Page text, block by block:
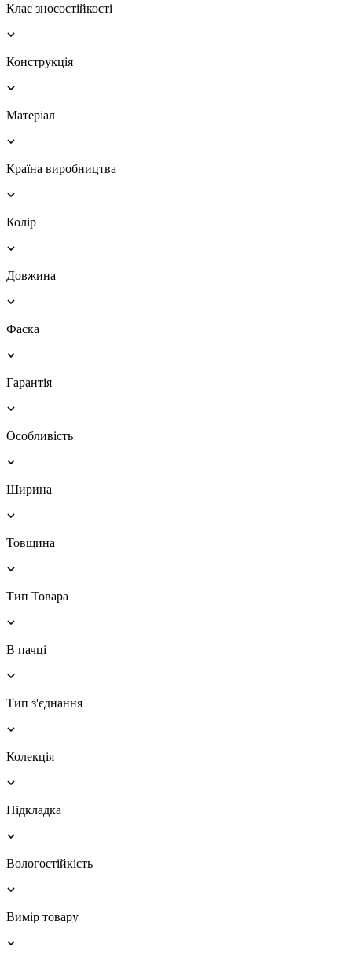
Клас зносостійкості
Конструкція
Матеріал
Країна виробництва
Колір
Довжина
Фаска
Гарантія
Особливість
Ширина
Товщина
Тип Товара
В пачці
Тип з'єднання
Колекція
Підкладка
Вологостійкість
Вимір товару